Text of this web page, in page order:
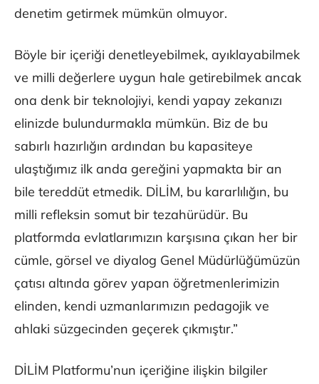
denetim getirmek mümkün olmuyor.
Böyle bir içeriği denetleyebilmek, ayıklayabilmek
ve milli değerlere uygun hale getirebilmek ancak
ona denk bir teknolojiyi, kendi yapay zekanızı
elinizde bulundurmakla mümkün. Biz de bu
sabırlı hazırlığın ardından bu kapasiteye
ulaştığımız ilk anda gereğini yapmakta bir an
bile tereddüt etmedik. DİLİM, bu kararlılığın, bu
milli refleksin somut bir tezahürüdür. Bu
platformda evlatlarımızın karşısına çıkan her bir
cümle, görsel ve diyalog Genel Müdürlüğümüzün
çatısı altında görev yapan öğretmenlerimizin
elinden, kendi uzmanlarımızın pedagojik ve
ahlaki süzgecinden geçerek çıkmıştır.”
DİLİM Platformu’nun içeriğine ilişkin bilgiler